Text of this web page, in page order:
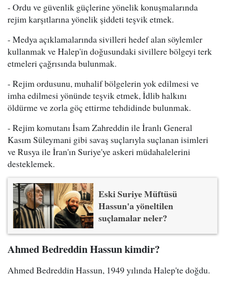
- Ordu ve güvenlik güçlerine yönelik konuşmalarında
rejim karşıtlarına yönelik şiddeti teşvik etmek.
- Medya açıklamalarında sivilleri hedef alan söylemler
kullanmak ve Halep'in doğusundaki sivillere bölgeyi terk
etmeleri çağrısında bulunmak.
- Rejim ordusunu, muhalif bölgelerin yok edilmesi ve
imha edilmesi yönünde teşvik etmek, İdlib halkını
öldürme ve zorla göç ettirme tehdidinde bulunmak.
- Rejim komutanı İsam Zahreddin ile İranlı General
Kasım Süleymani gibi savaş suçlarıyla suçlanan isimleri
ve Rusya ile İran'ın Suriye'ye askeri müdahalelerini
desteklemek.
Eski Suriye Müftüsü
Hassun'a yöneltilen
suçlamalar neler?
Ahmed Bedreddin Hassun kimdir?
Ahmed Bedreddin Hassun, 1949 yılında Halep'te doğdu.